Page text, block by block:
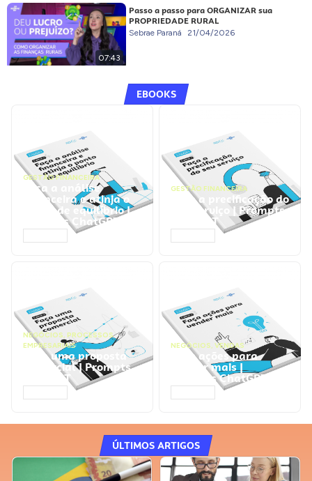
07:43
Passo a passo para ORGANIZAR sua
PROPRIEDADE RURAL
Sebrae Paraná 21/04/2026
EBOOKS
GESTÃO FINANCEIRA
Faça a análise
financeira e atinja o
ponto de equilíbrio |
Prompts ChatGPT
GESTÃO FINANCEIRA
Faça a precificação do
seu serviço | Prompts
ChatGPT
NEGÓCIOS, PROCESSOS
EMPRESARIAIS
Faça uma proposta
comercial | Prompts
ChatGPT
NEGÓCIOS, VENDAS
Faça ações para
vender mais |
Prompts ChatGPT
ÚLTIMOS ARTIGOS